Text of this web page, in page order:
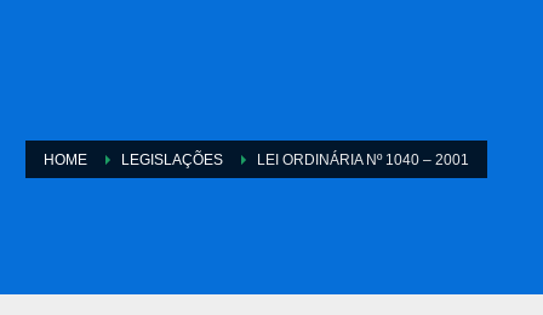
HOME LEGISLAÇÕES LEI ORDINÁRIA Nº 1040 – 2001